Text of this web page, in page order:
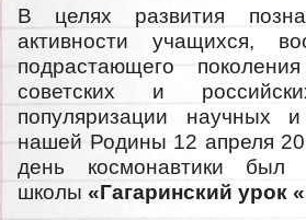
В целях развития
активности учащихся,
подрастающего
советских и
популяризации научных
нашей Родины 12 апреля
день космонавтики был
школы «Гагаринский урок